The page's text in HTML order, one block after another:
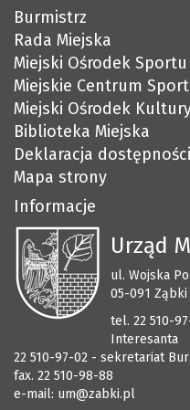
Burmistrz
Rada Miejska
Miejski Ośrodek
Miejskie Centrum
Miejski Ośrodek
Biblioteka Miejska
Deklaracja dostępności
Mapa strony
Informacje
Urząd
ul. Wojska
05-091 Ząbki
tel. 22 510-
Interesanta
22 510-97-02 - sekretariat
fax. 22 510-98-88
e-mail: um@zabki.pl